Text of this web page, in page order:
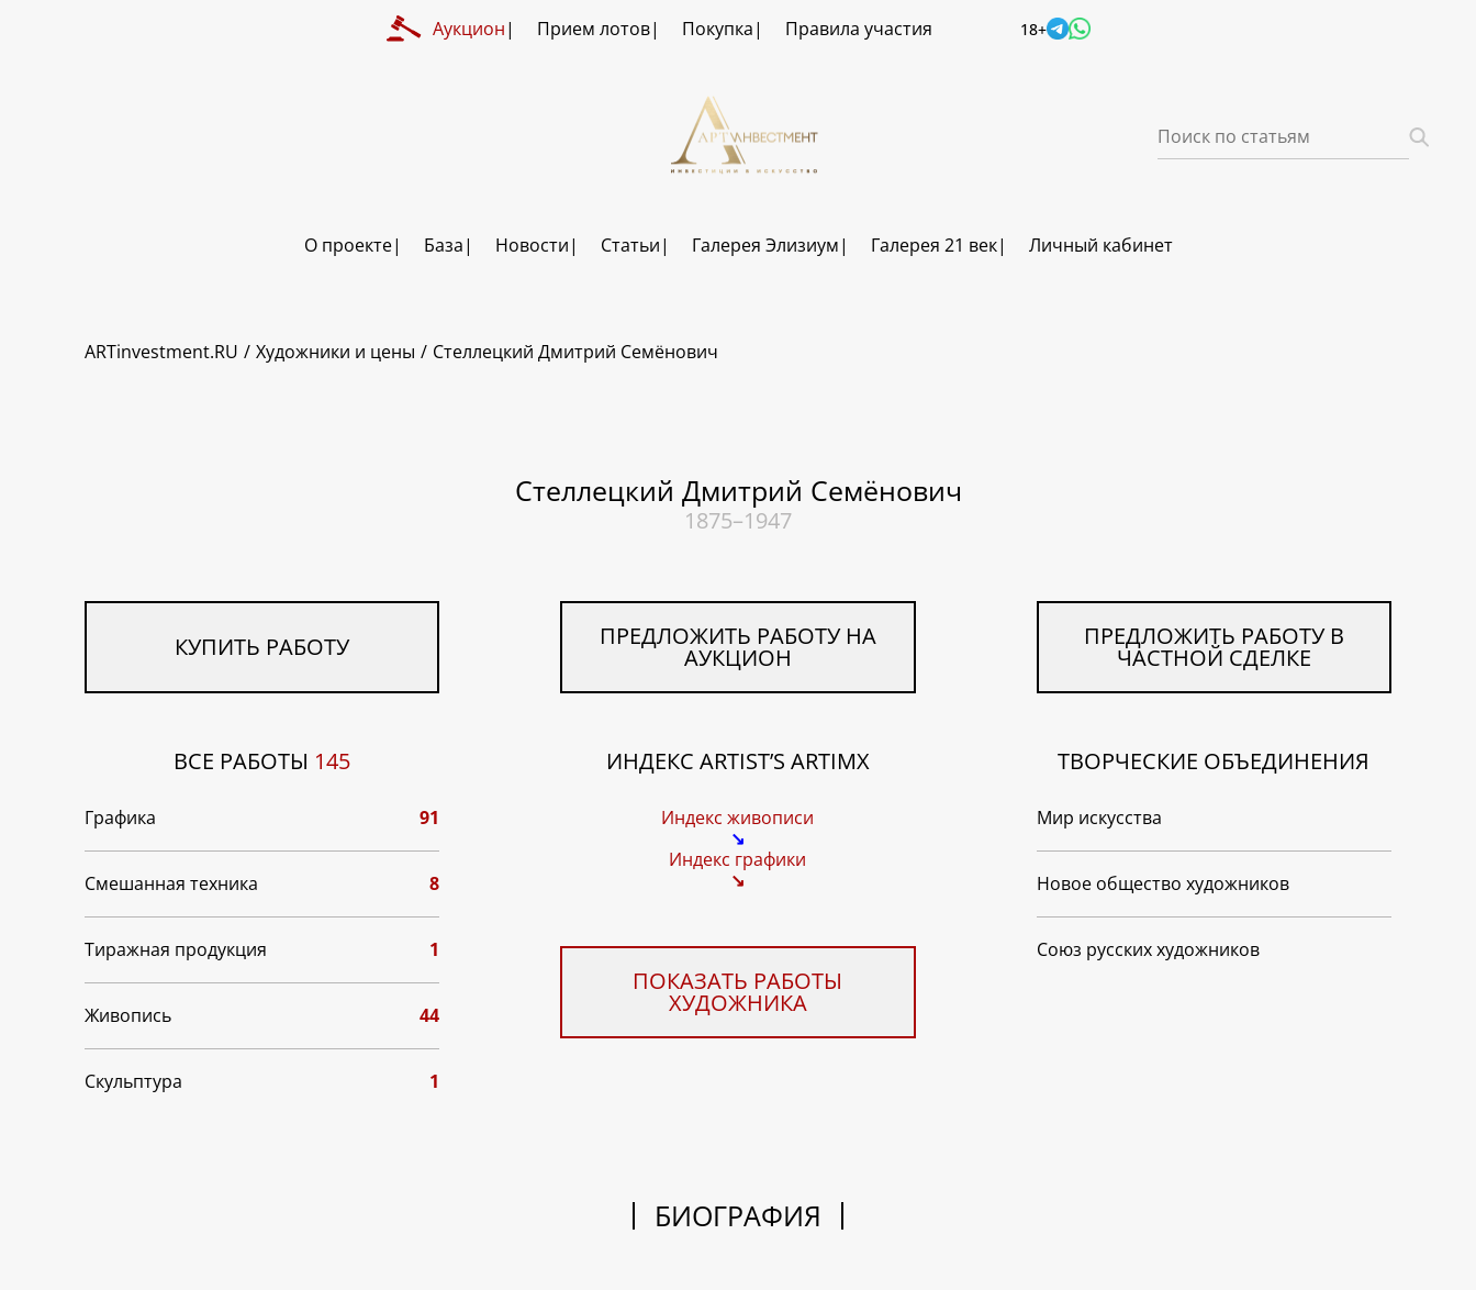
Аукцион Прием лотов Покупка Правила участия 18+
О проекте База Новости Статьи Галерея Элизиум Галерея 21 век Личный кабинет
ARTinvestment.RU Художники и цены Стеллецкий Дмитрий Семёнович
Стеллецкий Дмитрий Семёнович
1875–1947
КУПИТЬ РАБОТУ ПРЕДЛОЖИТЬ РАБОТУ НА
АУКЦИОН
ПРЕДЛОЖИТЬ РАБОТУ В
ЧАСТНОЙ СДЕЛКЕ
ВСЕ РАБОТЫ 145
Графика 91
Смешанная техника 8
Тиражная продукция 1
Живопись 44
Скульптура 1
ИНДЕКС ARTIST’S ARTIMX
Индекс живописи
↘
Индекс графики
↘
ПОКАЗАТЬ РАБОТЫ
ХУДОЖНИКА
ТВОРЧЕСКИЕ ОБЪЕДИНЕНИЯ
Мир искусства
Новое общество художников
Союз русских художников
БИОГРАФИЯ